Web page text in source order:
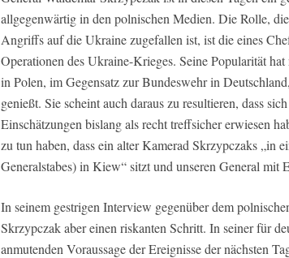
allgegenwärtig in den polnischen Medien. Die Rolle,
Angriffs auf die Ukraine zugefallen ist, ist die eines
Operationen des Ukraine-Krieges. Seine Popularität
in Polen, im Gegensatz zur Bundeswehr in
genießt. Sie scheint auch daraus zu resultieren, dass
Einschätzungen bislang als recht treffsicher erwiesen
zu tun haben, dass ein alter Kamerad Skrzypczaks „in
Generalstabes) in Kiew“ sitzt und unseren General mit
In seinem gestrigen Interview gegenüber dem
Skrzypczak aber einen riskanten Schritt. In seiner für
anmutenden Voraussage der Ereignisse der nächsten